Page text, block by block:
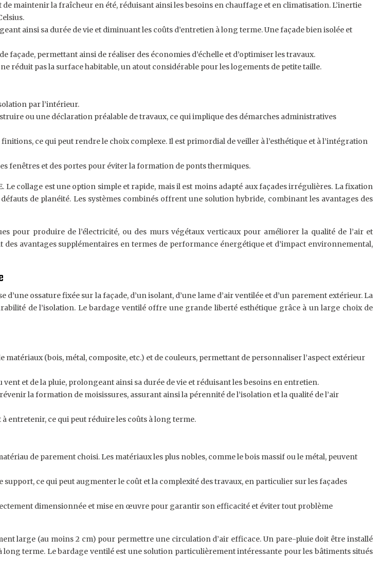
maintenir la fraîcheur en été, réduisant ainsi les besoins en chauffage et en climatisation. L’inertie
ainsi sa durée de vie et diminuant les coûts d’entretien à long terme. Une façade bien isolée et
façade, permettant ainsi de réaliser des économies d’échelle et d’optimiser les travaux.
réduit pas la surface habitable, un atout considérable pour les logements de petite taille.
par l’intérieur.
ou une déclaration préalable de travaux, ce qui implique des démarches administratives
ce qui peut rendre le choix complexe. Il est primordial de veiller à l’esthétique et à l’intégration
fenêtres et des portes pour éviter la formation de ponts thermiques.
collage est une option simple et rapide, mais il est moins adapté aux façades irrégulières. La fixation
de planéité. Les systèmes combinés offrent une solution hybride, combinant les avantages des
pour produire de l’électricité, ou des murs végétaux verticaux pour améliorer la qualité de l’air et
des avantages supplémentaires en termes de performance énergétique et d’impact environnemental,
ossature fixée sur la façade, d’un isolant, d’une lame d’air ventilée et d’un parement extérieur. La
de l’isolation. Le bardage ventilé offre une grande liberté esthétique grâce à un large choix de
(bois, métal, composite, etc.) et de couleurs, permettant de personnaliser l’aspect extérieur
et de la pluie, prolongeant ainsi sa durée de vie et réduisant les besoins en entretien.
la formation de moisissures, assurant ainsi la pérennité de l’isolation et la qualité de l’air
entretenir, ce qui peut réduire les coûts à long terme.
de parement choisi. Les matériaux les plus nobles, comme le bois massif ou le métal, peuvent
ce qui peut augmenter le coût et la complexité des travaux, en particulier sur les façades
dimensionnée et mise en œuvre pour garantir son efficacité et éviter tout problème
large (au moins 2 cm) pour permettre une circulation d’air efficace. Un pare-pluie doit être installé
terme. Le bardage ventilé est une solution particulièrement intéressante pour les bâtiments situés